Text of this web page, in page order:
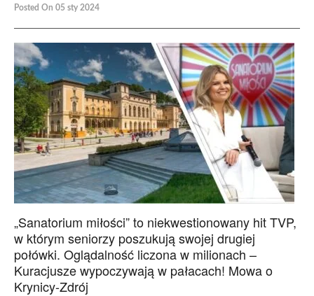
Posted On 05 sty 2024
„Sanatorium miłości” to niekwestionowany hit TVP,
w którym seniorzy poszukują swojej drugiej
połówki. Oglądalność liczona w milionach –
Kuracjusze wypoczywają w pałacach! Mowa o
Krynicy-Zdrój